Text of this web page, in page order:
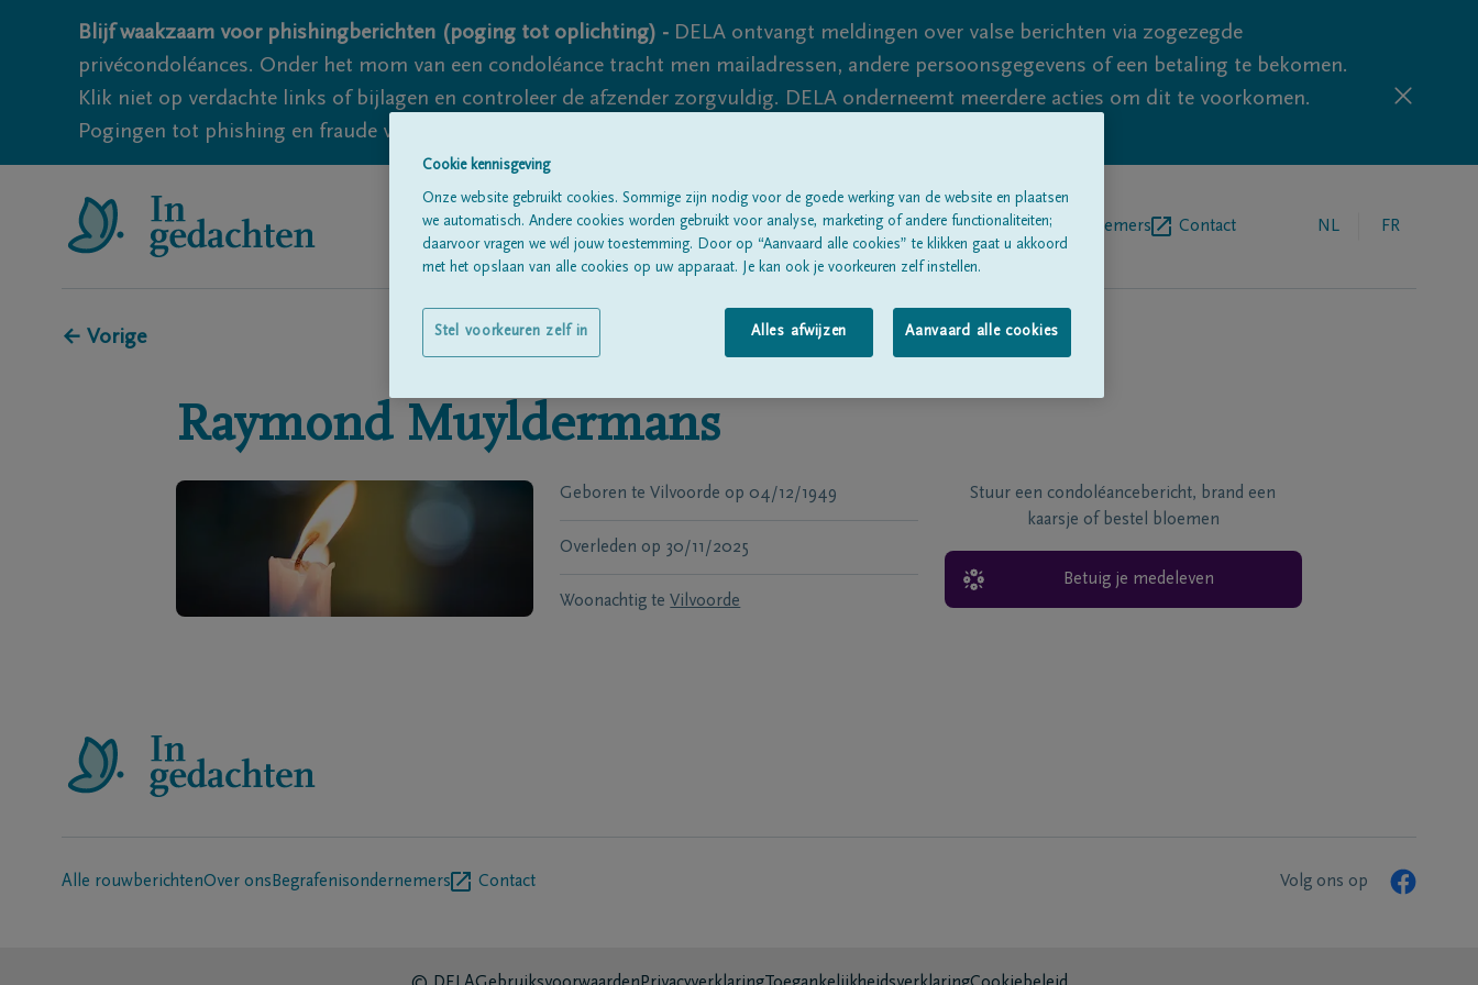
Blijf waakzaam voor phishingberichten (poging tot oplichting) - DELA ontvangt meldingen over valse berichten via zogezegde
privécondoléances. Onder het mom van een condoléance tracht men mailadressen, andere persoonsgegevens of een betaling te bekomen.
Klik niet op verdachte links of bijlagen en controleer de afzender zorgvuldig. DELA onderneemt meerdere acties om dit te voorkomen.
Pogingen tot phishing en fraude vallen echter nooit volledig uit te sluiten, dus blijf waakzaam.
Alle rouwberichten Over onsBegrafenisondernemers Contact NL FR
← Vorige
Raymond Muyldermans
Geboren te Vilvoorde op 04/12/1949
Overleden op 30/11/2025
Woonachtig te Vilvoorde
Stuur een condoléancebericht, brand een
kaarsje of bestel bloemen
Betuig je medeleven
Alle rouwberichtenOver ons Begrafenisondernemers Contact Volg ons op
Cookie kennisgeving
Onze website gebruikt cookies. Sommige zijn nodig voor de goede werking van de website en plaatsen
we automatisch. Andere cookies worden gebruikt voor analyse, marketing of andere functionaliteiten;
daarvoor vragen we wél jouw toestemming. Door op “Aanvaard alle cookies” te klikken gaat u akkoord
met het opslaan van alle cookies op uw apparaat. Je kan ook je voorkeuren zelf instellen.
Alles afwijzen Aanvaard alle cookies
Stel voorkeuren zelf in